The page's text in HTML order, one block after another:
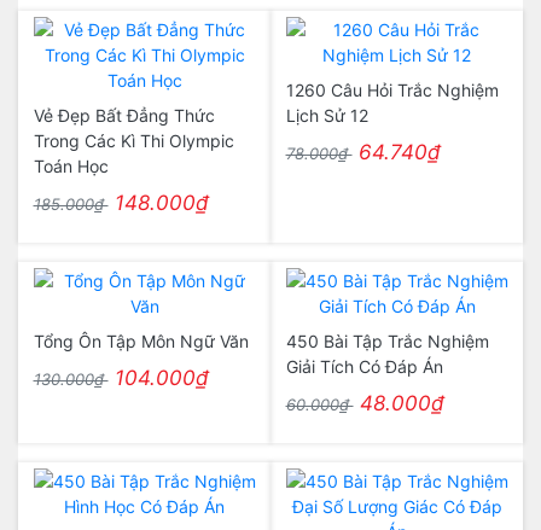
Vẻ Đẹp Bất Đẳng Thức
Trong Các Kì Thi Olympic
Toán Học
185.000₫ 148.000₫
1260 Câu Hỏi Trắc Nghiệm
Lịch Sử 12
78.000₫ 64.740₫
Tổng Ôn Tập Môn Ngữ Văn
130.000₫ 104.000₫
450 Bài Tập Trắc Nghiệm
Giải Tích Có Đáp Án
60.000₫ 48.000₫